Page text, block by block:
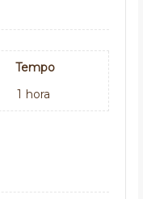
Tempo
1 hora